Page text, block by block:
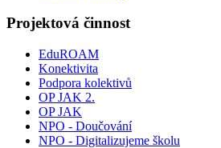
Projektová činnost
EduROAM
Konektivita
Podpora kolektivů
OP JAK 2.
OP JAK
NPO - Doučování
NPO - Digitalizujeme školu